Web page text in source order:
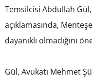
Temsilcisi Abdullah Gül,
açıklamasında,
dayanıklı olmadığını
Gül, Avukatı Mehmet